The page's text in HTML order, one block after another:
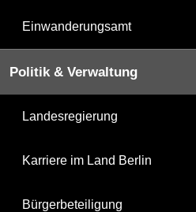
Einwanderungsamt
Politik & Verwaltung
Landesregierung
Karriere im Land Berlin
Bürgerbeteiligung